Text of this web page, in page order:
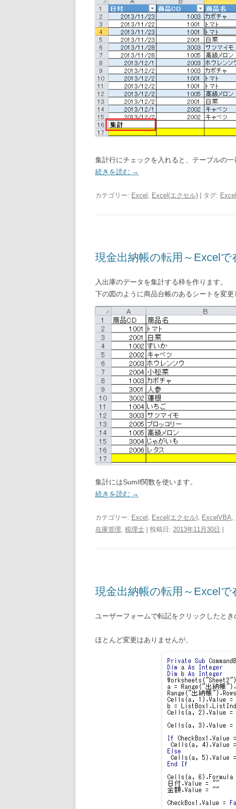
集計行にチェックを入れると、テーブルの一
続きを読む →
カテゴリー: Excel Excel(エクセル) | タグ: Excel
現金出納帳の転用～Excel
入出庫のデータを集計する枠を作ります。
下の図のように商品台帳のあるシートを変
集計にはSumIf関数を使います。
続きを読む →
カテゴリー: Excel Excel(エクセル) ExcelVBA
在庫管理 税理士 | 投稿日: 2013年11月30日
現金出納帳の転用～Excel
ユーザーフォームで転記をクリックしたとき
ほとんど変更はありませんが、